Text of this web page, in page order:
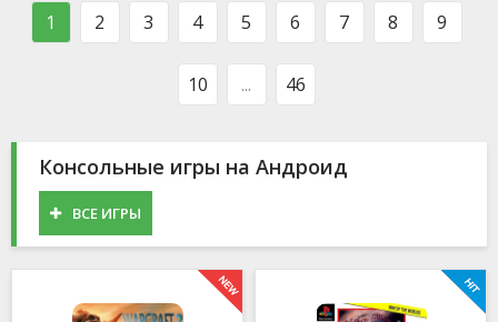
устройства милыми
персонажами в
Южной Кореи, не смотря на
1 2 3 4 5 6 7 8 9
10 ... 46
Консольные игры на Андроид
ВСЕ ИГРЫ